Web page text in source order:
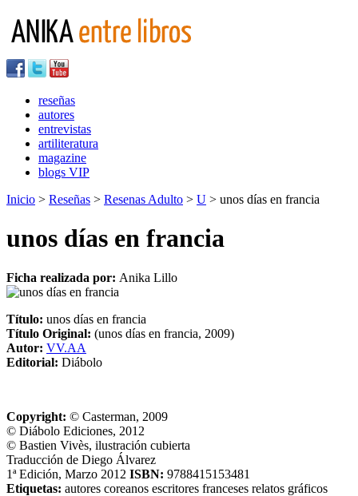
reseñas
autores
entrevistas
artiliteratura
magazine
blogs VIP
Inicio > Reseñas > Resenas Adulto > U > unos días en francia
unos días en francia
Ficha realizada por: Anika Lillo
Título: unos días en francia
Título Original: (unos días en francia, 2009)
Autor: VV.AA
Editorial: Diábolo
Copyright: © Casterman, 2009
© Diábolo Ediciones, 2012
© Bastien Vivès, ilustración cubierta
Traducción de Diego Álvarez
1ª Edición, Marzo 2012 ISBN: 9788415153481
Etiquetas: autores coreanos escritores franceses relatos gráficos